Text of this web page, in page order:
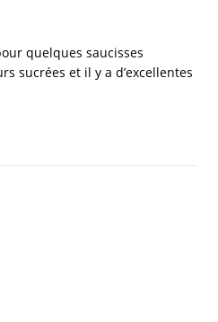
quelques saucisses
sucrées et il y a d’excellentes